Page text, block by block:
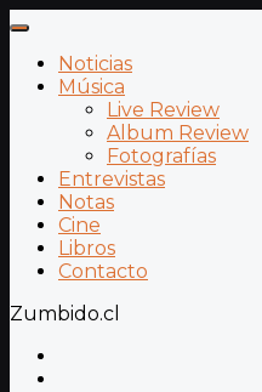
Noticias
Música
Live Review
Album Review
Fotografías
Entrevistas
Notas
Cine
Libros
Contacto
Zumbido.cl